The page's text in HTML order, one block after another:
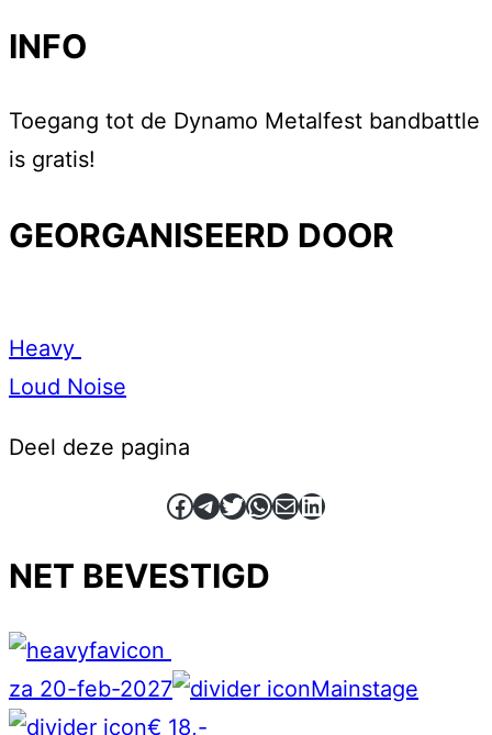
INFO
Toegang tot de Dynamo Metalfest bandbattle
is gratis!
GEORGANISEERD DOOR
Heavy
Loud Noise
Deel deze pagina
Facebook
Telegram
Twitter
WhatsApp
E-mailLinkedIn
NET BEVESTIGD
za 20-feb-2027
Mainstage
€ 18,-